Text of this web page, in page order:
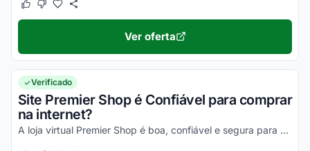
Este cupom funcionou
Este cupom não funcionou
Ver oferta
Verificado
Site Premier Shop é Confiável para comprar
na internet?
A loja virtual Premier Shop é boa, confiável e segura para compras online. Pesquise, confira os comentários e constate!